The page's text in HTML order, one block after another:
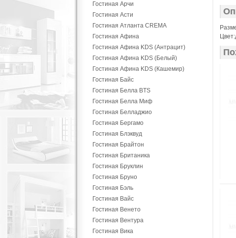
Гостиная Арчи
Гостиная Асти
Гостиная Атланта CREMA
Гостиная Афина
Гостиная Афина KDS (Антрацит)
Гостиная Афина KDS (Белый)
Гостиная Афина KDS (Кашемир)
Гостиная Байс
Гостиная Белла BTS
Гостиная Белла Миф
Гостиная Белладжио
Гостиная Бергамо
Гостиная Блэквуд
Гостиная Брайтон
Гостиная Британика
Гостиная Бруклин
Гостиная Бруно
Гостиная Бэль
Гостиная Вайс
Гостиная Венето
Гостиная Вентура
Гостиная Вика